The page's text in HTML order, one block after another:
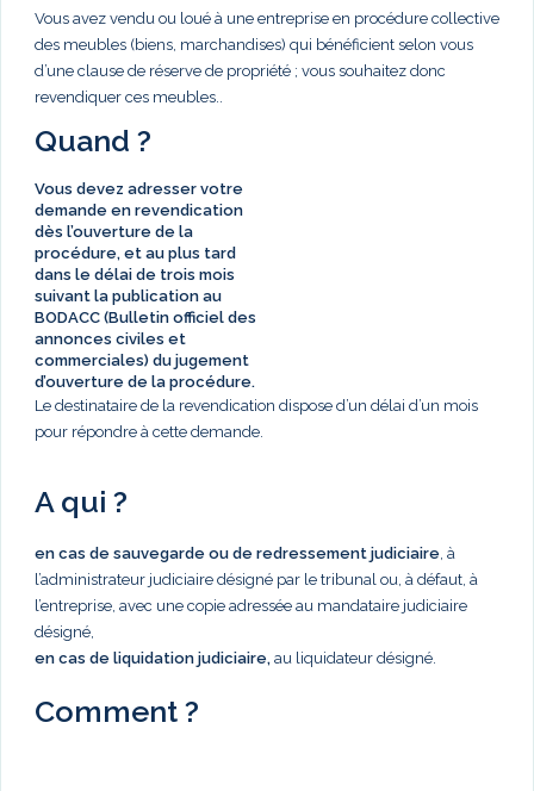
Vous avez vendu ou loué à une entreprise en procédure collective
des meubles (biens, marchandises) qui bénéficient selon vous
d’une clause de réserve de propriété ; vous souhaitez donc
revendiquer ces meubles..
Quand ?
Vous devez adresser votre
demande en revendication
dès l’ouverture de la
procédure, et au plus tard
dans le délai de trois mois
suivant la publication au
BODACC (Bulletin officiel des
annonces civiles et
commerciales) du jugement
d’ouverture de la procédure.
Le destinataire de la revendication dispose d’un délai d’un mois
pour répondre à cette demande.
A qui ?
en cas de sauvegarde ou de redressement judiciaire , à
l’administrateur judiciaire désigné par le tribunal ou, à défaut, à
l’entreprise, avec une copie adressée au mandataire judiciaire
désigné,
en cas de liquidation judiciaire, au liquidateur désigné.
Comment ?